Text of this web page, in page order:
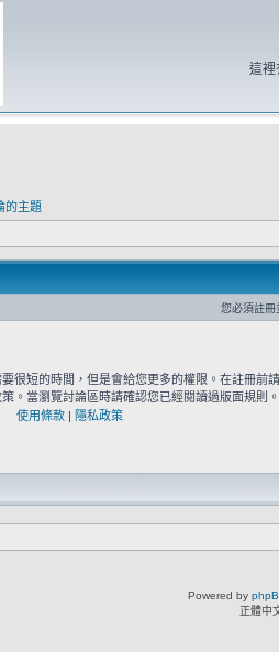
這裡
的主題
您必須註冊
很短的時間，但是會給您更多的權限。在註冊前
。當瀏覽討論區時請確認您已經閱讀過版面規則。
使用條款 | 隱私政策
Powered by
正體中